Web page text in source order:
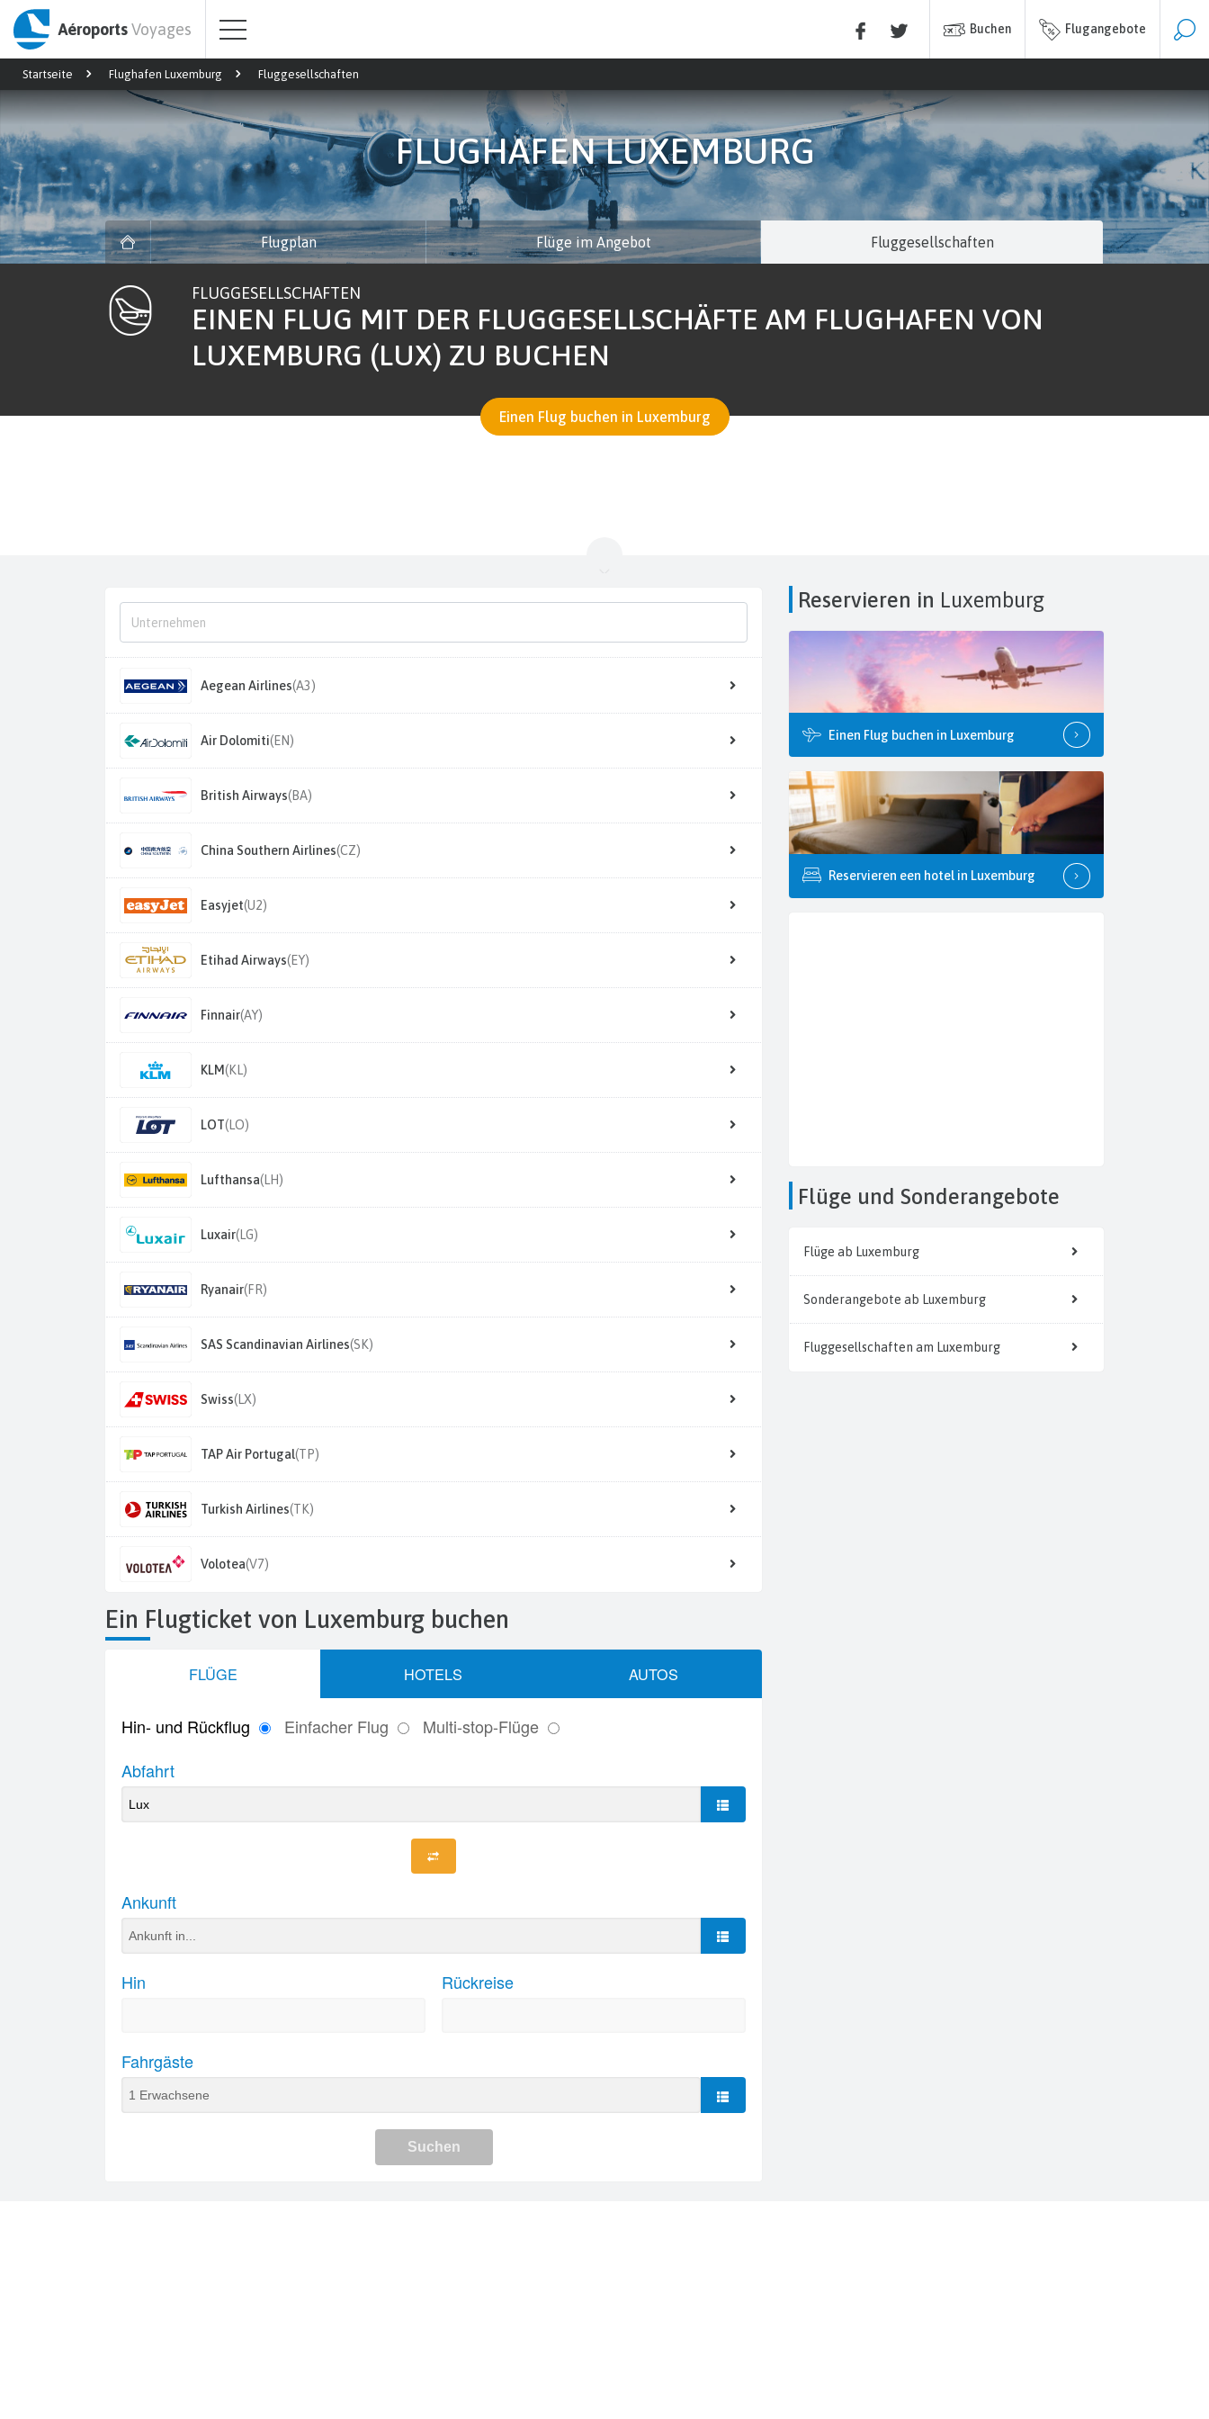
AéroportsVoyages Buchen Flugangebote
Startseite Flughafen Luxemburg Fluggesellschaften
FLUGHAFEN LUXEMBURG
Flugplan Flüge im Angebot Fluggesellschaften
FLUGGESELLSCHAFTEN
EINEN FLUG MIT DER FLUGGESELLSCHÄFTE AM FLUGHAFEN VON
LUXEMBURG (LUX) ZU BUCHEN
Einen Flug buchen in Luxemburg
Aegean Airlines(A3)
Air Dolomiti(EN)
British Airways(BA)
China Southern Airlines(CZ)
Easyjet(U2)
Etihad Airways(EY)
Finnair(AY)
KLM(KL)
LOT(LO)
Lufthansa(LH)
Luxair(LG)
Ryanair(FR)
SAS Scandinavian Airlines(SK)
Swiss(LX)
TAP Air Portugal(TP)
Turkish Airlines(TK)
Volotea(V7)
Ein Flugticket von Luxemburg buchen
Reservieren in Luxemburg
Einen Flug buchen in Luxemburg
Reservieren een hotel in Luxemburg
Flüge und Sonderangebote
Flüge ab Luxemburg
Sonderangebote ab Luxemburg
Fluggesellschaften am Luxemburg